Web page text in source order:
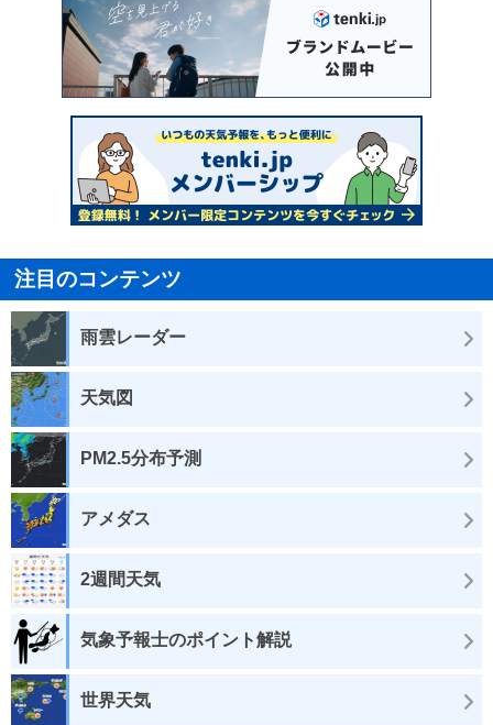
注目のコンテンツ
雨雲レーダー
天気図
PM2.5分布予測
アメダス
2週間天気
気象予報士のポイント解説
世界天気